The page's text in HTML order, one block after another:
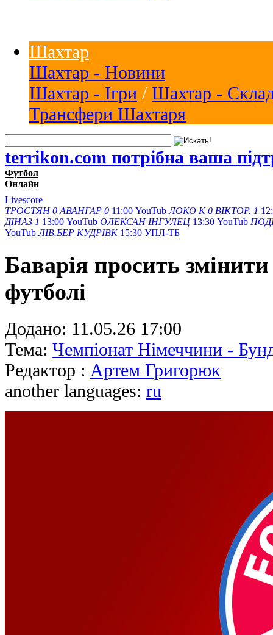
Шахтар
Шахтар - Новини
Шахтар - Ігри / Шахтар -
Трансфери Шахтаря
terrikon.com потрібна ваша
Футбол
Онлайн
Livescore
ТРОСТЯН 0 АВАНГАР 0 11:00 YouTub ЛОКО К 0 ВІКТОР. 1
ДІНАЗ 1 13:00 YouTub ОЛЕКСАН ІНГУЛЕЦ 13:30 YouTub
YouTub ЛІВ.БЕР КУДРІВК 15:30 УПЛ-ТБ
Баварія просить
футболі
Додано: 11.05.26 17:00
Тема: Чемпіонат Німеччини -
Редактор : Артем Григорюк
another languages: ru